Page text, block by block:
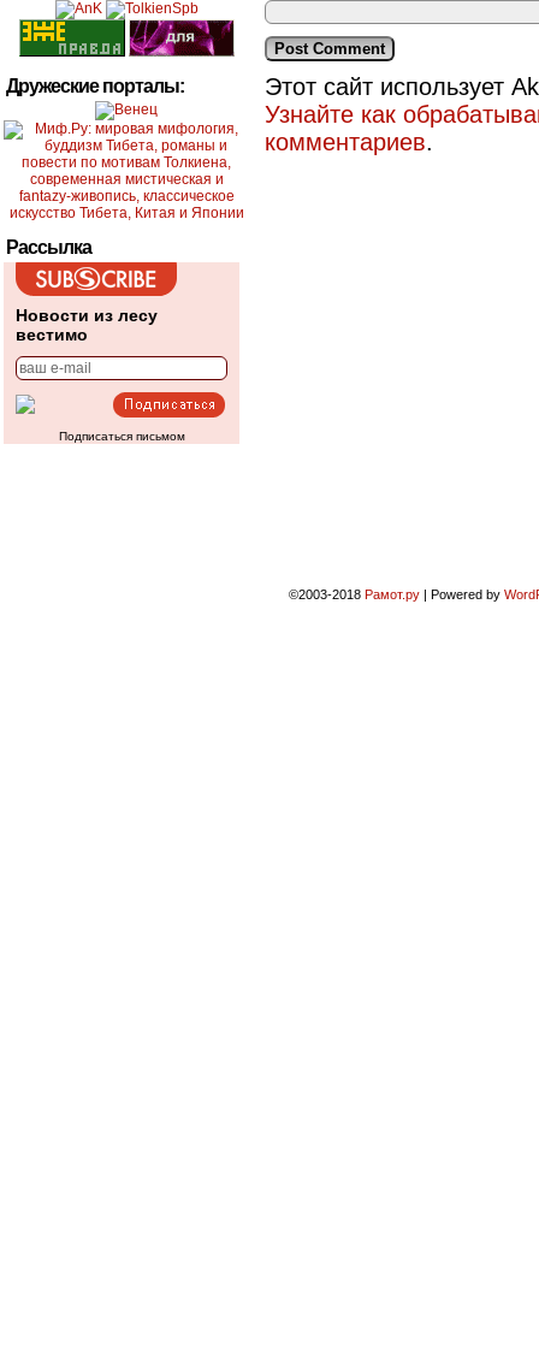
Дружеские порталы:
Рассылка
Новости из лесу
вестимо
Подписаться письмом
Этот сайт использует
Узнайте как
комментариев.
©2003-2018 Рамот.ру | Powered by